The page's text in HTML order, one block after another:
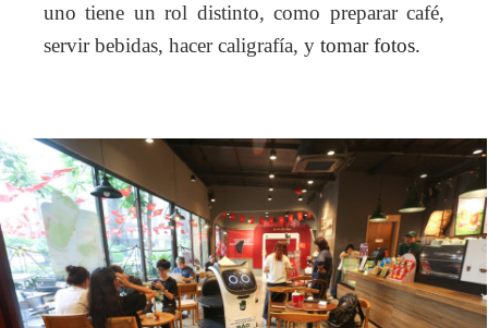
uno tiene un rol distinto, como preparar café,
servir bebidas, hacer caligrafía, y tomar fotos.